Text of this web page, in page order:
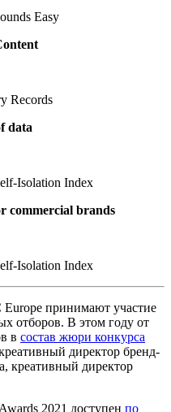
Easy
Records
data
Isolation Index
commercial brands
Isolation Index
принимают участие
отборов. В этом году от
в состав жюри конкурса
директор бренд-
креативный директор
2021 доступен по